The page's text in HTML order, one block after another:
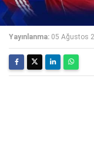
Yayınlanma: 05 Ağustos